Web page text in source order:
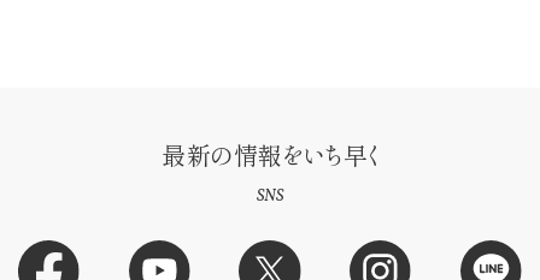
最新の情報をいち早く
SNS